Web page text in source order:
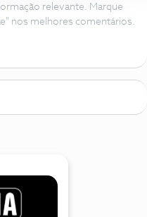
relevante. Marque
nos melhores comentários.